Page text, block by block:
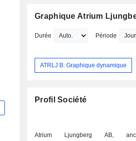
Graphique Atrium
Durée Période
ATRLJ B: Graphique dynamique
Profil Société
Atrium Ljungberg AB,